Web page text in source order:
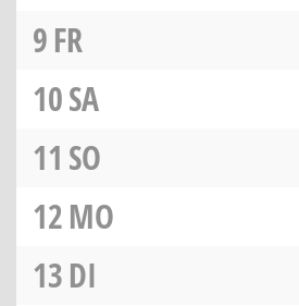
9FR
10SA
11 SO
12MO
13DI